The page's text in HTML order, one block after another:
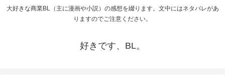
大好きな商業BL（主に漫画や小説）の感想を綴ります。文中にはネタバレがあ
りますのでご注意ください。
好きです、BL。